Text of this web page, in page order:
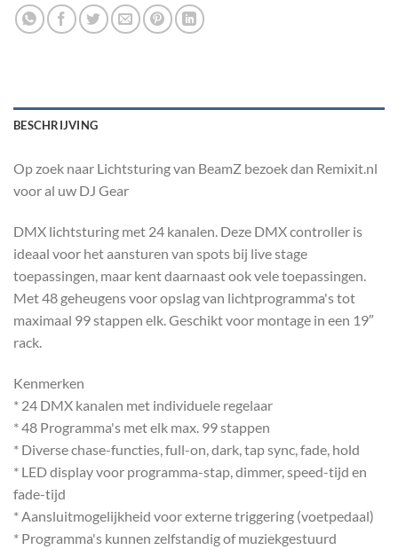
BESCHRIJVING
Op zoek naar Lichtsturing van BeamZ bezoek dan Remixit.nl
voor al uw DJ Gear
DMX lichtsturing met 24 kanalen. Deze DMX controller is
ideaal voor het aansturen van spots bij live stage
toepassingen, maar kent daarnaast ook vele toepassingen.
Met 48 geheugens voor opslag van lichtprogramma's tot
maximaal 99 stappen elk. Geschikt voor montage in een 19″
rack.
Kenmerken
* 24 DMX kanalen met individuele regelaar
* 48 Programma's met elk max. 99 stappen
* Diverse chase-functies, full-on, dark, tap sync, fade, hold
* LED display voor programma-stap, dimmer, speed-tijd en
fade-tijd
* Aansluitmogelijkheid voor externe triggering (voetpedaal)
* Programma's kunnen zelfstandig of muziekgestuurd